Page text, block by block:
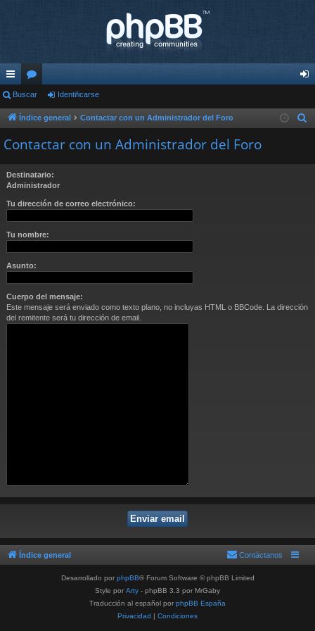
nl
ac
es
pi
do
s
or
os nti
Buscar Identificarse
Índice general Contactar con un Administrador del Foro
Contactar con un Administrador del Foro
Destinatario:
Administrador
Tu dirección de correo electrónico:
Tu nombre:
Asunto:
Cuerpo del mensaje:
Este mensaje será enviado como texto plano, no incluyas HTML o BBCode. La dirección
del remitente será tu dirección de email.
Índice general Contáctanos
Desarrollado por phpBB® Forum Software © phpBB Limited
Style por Arty - phpBB 3.3 por MrGaby
Traducción al español por phpBB España
Privacidad | Condiciones